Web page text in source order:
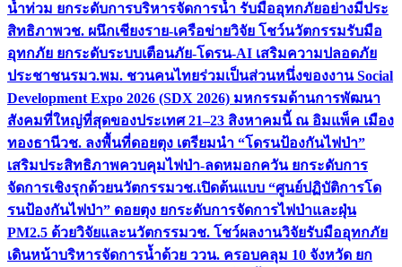
น้ำท่วม ยกระดับการบริหารจัดการน้ำ รับมืออุทกภัยอย่างมีประ
สิทธิภาพวช. ผนึกเชียงราย-เครือข่ายวิจัย โชว์นวัตกรรมรับมือ
อุทกภัย ยกระดับระบบเตือนภัย-โดรน-AI เสริมความปลอดภัย
ประชาชนรมว.พม. ชวนคนไทยร่วมเป็นส่วนหนึ่งของงาน Social
Development Expo 2026 (SDX 2026) มหกรรมด้านการพัฒนา
สังคมที่ใหญ่ที่สุดของประเทศ 21–23 สิงหาคมนี้ ณ อิมแพ็ค เมือง
ทองธานีวช. ลงพื้นที่ดอยตุง เตรียมนำ “โดรนป้องกันไฟป่า”
เสริมประสิทธิภาพควบคุมไฟป่า-ลดหมอกควัน ยกระดับการ
จัดการเชิงรุกด้วยนวัตกรรมวช.เปิดต้นแบบ “ศูนย์ปฏิบัติการโด
รนป้องกันไฟป่า” ดอยตุง ยกระดับการจัดการไฟป่าและฝุ่น
PM2.5 ด้วยวิจัยและนวัตกรรมวช. โชว์ผลงานวิจัยรับมืออุทกภัย
เดินหน้าบริหารจัดการน้ำด้วย ววน. ครอบคลุม 10 จังหวัด ยก